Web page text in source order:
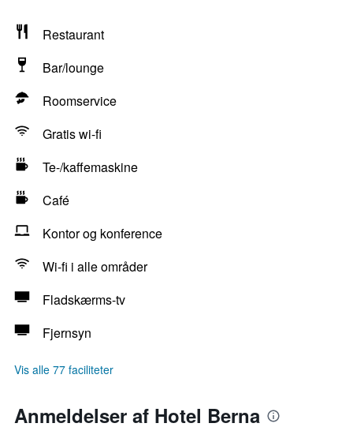
Restaurant
Bar/lounge
Roomservice
Gratis wi-fi
Te-/kaffemaskine
Café
Kontor og konference
Wi-fi i alle områder
Fladskærms-tv
Fjernsyn
Vis alle 77 faciliteter
Anmeldelser af Hotel Berna